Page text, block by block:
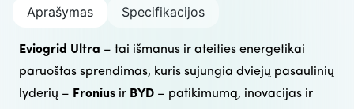
Aprašymas Specifikacijos
Eviogrid Ultra – tai išmanus ir ateities energetikai
paruoštas sprendimas, kuris sujungia dviejų pasaulinių
lyderių – Fronius ir BYD – patikimumą, inovacijas ir